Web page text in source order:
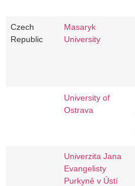
Czech
Republic
Masaryk
University
University of
Ostrava
Univerzita Jana
Evangelisty
Purkyně v Ústí